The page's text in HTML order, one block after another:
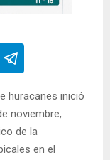
huracanes inició
noviembre,
de la
en el